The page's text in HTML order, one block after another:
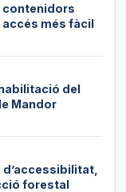
contenidors
més fàcil
del
Mandor
d’accessibilitat,
forestal